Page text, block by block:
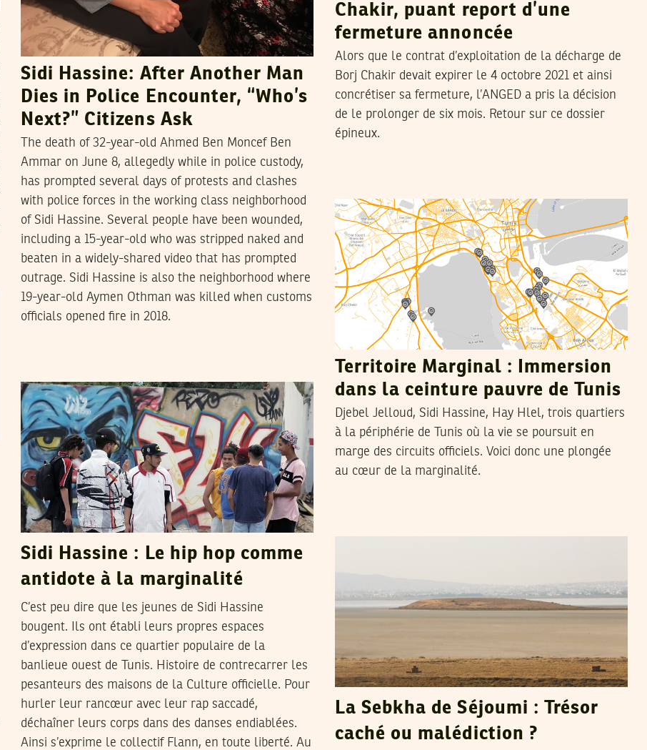
Chakir, puant report d’une
fermeture annoncée
Alors que le contrat d’exploitation de la décharge de
Borj Chakir devait expirer le 4 octobre 2021 et ainsi
concrétiser sa fermeture, l’ANGED a pris la décision
de le prolonger de six mois. Retour sur ce dossier
épineux.
Sidi Hassine: After Another Man
Dies in Police Encounter, “Who’s
Next?” Citizens Ask
The death of 32-year-old Ahmed Ben Moncef Ben
Ammar on June 8, allegedly while in police custody,
has prompted several days of protests and clashes
with police forces in the working class neighborhood
of Sidi Hassine. Several people have been wounded,
including a 15-year-old who was stripped naked and
beaten in a widely-shared video that has prompted
outrage. Sidi Hassine is also the neighborhood where
19-year-old Aymen Othman was killed when customs
officials opened fire in 2018.
Territoire Marginal : Immersion
dans la ceinture pauvre de Tunis
Djebel Jelloud, Sidi Hassine, Hay Hlel, trois quartiers
à la périphérie de Tunis où la vie se poursuit en
marge des circuits officiels. Voici donc une plongée
au cœur de la marginalité.
Sidi Hassine : Le hip hop comme
antidote à la marginalité
C’est peu dire que les jeunes de Sidi Hassine
bougent. Ils ont établi leurs propres espaces
d’expression dans ce quartier populaire de la
banlieue ouest de Tunis. Histoire de contrecarrer les
pesanteurs des maisons de la Culture officielle. Pour
hurler leur rancœur avec leur rap saccadé,
déchaîner leurs corps dans des danses endiablées.
Ainsi s’exprime le collectif Flann, en toute liberté. Au
La Sebkha de Séjoumi : Trésor
caché ou malédiction ?